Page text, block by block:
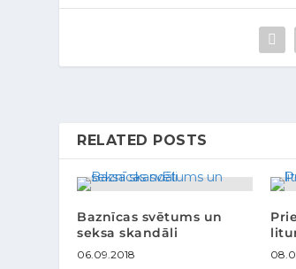
RELATED POSTS
Baznīcas svētums un
seksa skandāli
06.09.2018